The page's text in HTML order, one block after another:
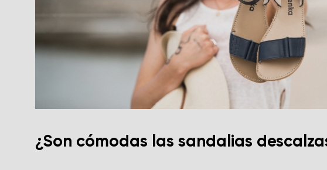
¿Son cómodas las sandalias